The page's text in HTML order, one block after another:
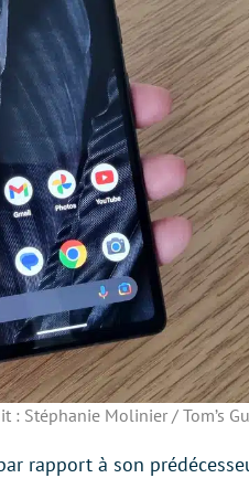
: Stéphanie Molinier / Tom’s
rapport à son